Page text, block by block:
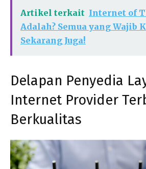
Artikel terkait Internet of
Adalah? Semua yang Wajib
Sekarang Juga!
Delapan Penyedia
Internet Provider
Berkualitas